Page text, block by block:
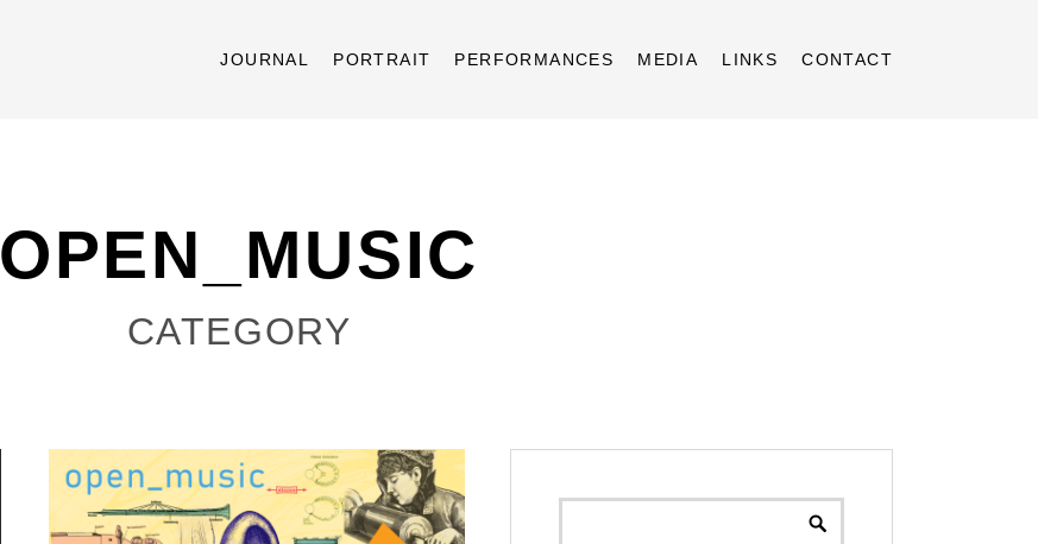
JOURNAL PORTRAIT PERFORMANCES MEDIA LINKS CONTACT
OPEN_MUSIC
CATEGORY